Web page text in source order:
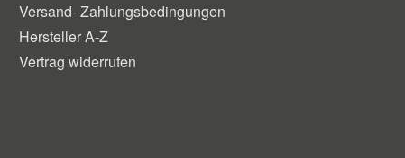
Versand- Zahlungsbedingungen
Hersteller A-Z
Vertrag widerrufen